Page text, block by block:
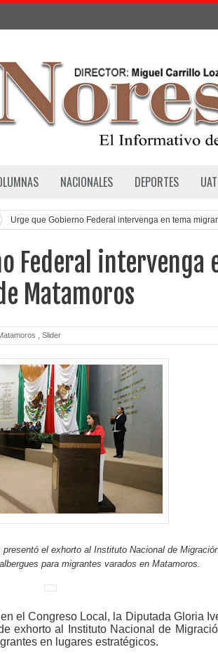
NACIONALES DEPORTES UAT
Urge que Gobierno Federal intervenga en tema
Federal intervenga
Matamoros
Slider
el exhorto al Instituto Nacional de
para migrantes varados en Matamoros.
el Congreso Local, la Diputada Gloria
exhorto al Instituto Nacional de
en lugares estratégicos.